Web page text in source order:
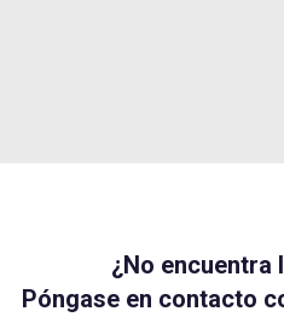
¿No encuentra
Póngase en contacto